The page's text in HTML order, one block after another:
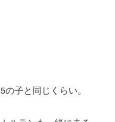
子と同じくらい。